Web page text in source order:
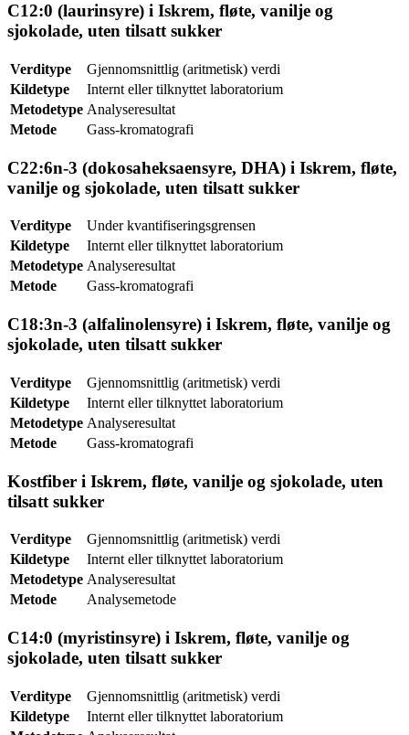
C12:0 (laurinsyre) i Iskrem, fløte, vanilje og
sjokolade, uten tilsatt sukker
Verditype
Gjennomsnittlig (aritmetisk) verdi
Kildetype
Internt eller tilknyttet laboratorium
Metodetype Analyseresultat
Metode
Gass-kromatografi
C22:6n-3 (dokosaheksaensyre, DHA) i Iskrem, fløte,
vanilje og sjokolade, uten tilsatt sukker
Verditype
Under kvantifiseringsgrensen
Kildetype
Internt eller tilknyttet laboratorium
Metodetype Analyseresultat
Metode
Gass-kromatografi
C18:3n-3 (alfalinolensyre) i Iskrem, fløte, vanilje og
sjokolade, uten tilsatt sukker
Verditype
Gjennomsnittlig (aritmetisk) verdi
Kildetype
Internt eller tilknyttet laboratorium
Metodetype Analyseresultat
Metode
Gass-kromatografi
Kostfiber i Iskrem, fløte, vanilje og sjokolade, uten
tilsatt sukker
Verditype
Gjennomsnittlig (aritmetisk) verdi
Kildetype
Internt eller tilknyttet laboratorium
Metodetype Analyseresultat
Metode
Analysemetode
C14:0 (myristinsyre) i Iskrem, fløte, vanilje og
sjokolade, uten tilsatt sukker
Verditype
Gjennomsnittlig (aritmetisk) verdi
Kildetype
Internt eller tilknyttet laboratorium